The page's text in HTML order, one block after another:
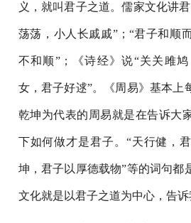
义，就叫君子之道。儒家文化讲
荡荡，小人长戚戚”；“君子和顺
不和顺”；《诗经》说“关关雎
女，君子好逑”。《周易》基本上
乾坤为代表的周易就是在告诉大
下如何做才是君子。“天行健，
坤，君子以厚德载物”等的词句都
文化就是以君子之道为中心，告诉